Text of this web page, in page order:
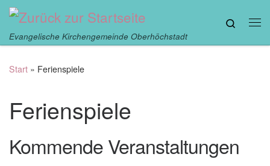
Zum Inhalt springen
Evangelische Kirchengemeinde Oberhöchstadt
Search
Start » Ferienspiele
Ferienspiele
Kommende Veranstaltungen